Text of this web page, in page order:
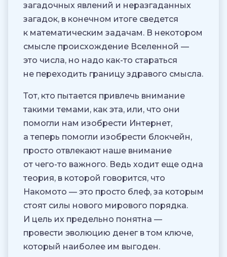
загадочных явлений и неразгаданных
загадок, в конечном итоге сведется
к математическим задачам. В некотором
смысле происхождение Вселенной —
это числа, но надо как-то стараться
не переходить границу здравого смысла.
Тот, кто пытается привлечь внимание
такими темами, как эта, или, что они
помогли нам изобрести Интернет,
а теперь помогли изобрести блокчейн,
просто отвлекают наше внимание
от чего-то важного. Ведь ходит еще одна
теория, в которой говорится, что
Накомото — это просто блеф, за которым
стоят силы нового мирового порядка.
И цель их предельно понятна —
провести эволюцию денег в том ключе,
который наиболее им выгоден.